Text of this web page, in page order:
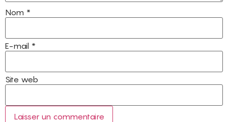
Nom *
E-mail *
Site web